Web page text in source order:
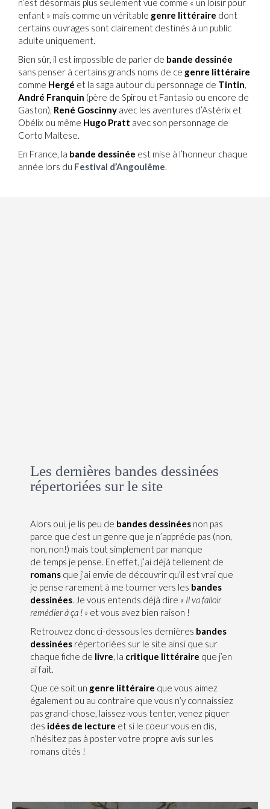
n’est désormais plus seulement vue comme « un loisir pour
enfant » mais comme un véritable genre littéraire dont
certains ouvrages sont clairement destinés à un public
adulte uniquement.
Bien sûr, il est impossible de parler de bande dessinée
sans penser à certains grands noms de ce genre littéraire
comme Hergé et la saga autour du personnage de Tintin,
André Franquin (père de Spirou et Fantasio ou encore de
Gaston), René Goscinny avec les aventures d’Astérix et
Obélix ou même Hugo Pratt avec son personnage de
Corto Maltese.
En France, la bande dessinée est mise à l’honneur chaque
année lors du Festival d’Angoulême.
Les dernières bandes dessinées
répertoriées sur le site
Alors oui, je lis peu de bandes dessinées non pas
parce que c’est un genre que je n’apprécie pas (non,
non, non!) mais tout simplement par manque
de temps je pense. En effet, j’ai déjà tellement de
romans que j’ai envie de découvrir qu’il est vrai que
je pense rarement à me tourner vers les bandes
dessinées. Je vous entends déjà dire « Il va falloir
remédier à ça ! » et vous avez bien raison !
Retrouvez donc ci-dessous les dernières bandes
dessinées répertoriées sur le site ainsi que sur
chaque fiche de livre, la critique littéraire que j’en
ai fait.
Que ce soit un genre littéraire que vous aimez
également ou au contraire que vous n’y connaissiez
pas grand-chose, laissez-vous tenter, venez piquer
des idées de lecture et si le coeur vous en dis,
n’hésitez pas à poster votre propre avis sur les
romans cités !